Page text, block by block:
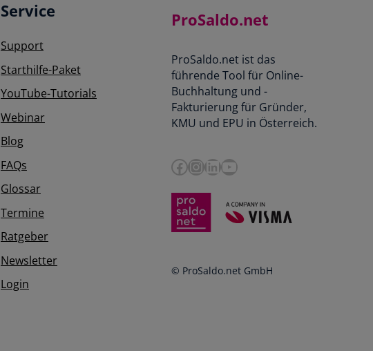
Service
Support
Starthilfe-Paket
YouTube-Tutorials
Webinar
Blog
FAQs
Glossar
Termine
Ratgeber
Newsletter
Login
ProSaldo.net
ProSaldo.net ist das
führende Tool für Online-
Buchhaltung und -
Fakturierung für Gründer,
KMU und EPU in Österreich.
Facebook InstagramLinkedIn YouTube
© ProSaldo.net GmbH